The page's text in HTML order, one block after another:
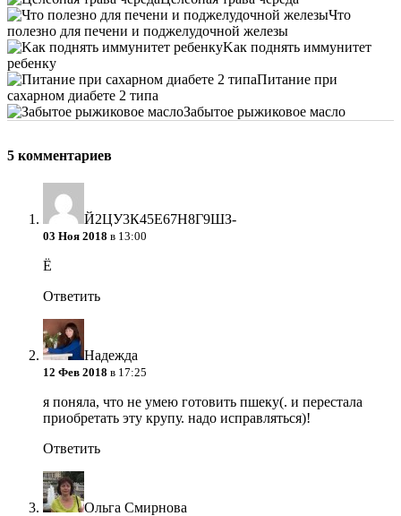
Что
полезно для печени и поджелудочной железы
Kак поднять иммунитет
ребенку
Питание при
сахарном диабете 2 типа
Забытое рыжиковое масло
5 комментариев
Й2ЦУ3К45Е67Н8Г9ШЗ-
03 Ноя 2018 в 13:00
Ё
Ответить
Надежда
12 Фев 2018 в 17:25
я поняла, что не умею готовить пшеку(. и перестала
приобретать эту крупу. надо исправляться)!
Ответить
Ольга Смирнова